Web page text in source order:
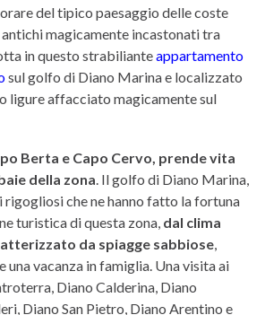
del tipico paesaggio delle coste
magicamente incastonati tra
in questo strabilianteappartamento
sul golfo di Diano Marina e localizzato
ligure affacciato magicamente sul
Berta e Capo Cervo, prende vita
della zona. Il golfo di Diano Marina,
che ne hanno fatto la fortuna
turistica di questa zona, dal clima
da spiagge sabbiose,
una vacanza in famiglia. Una visita ai
Diano Calderina, Diano
Diano San Pietro, Diano Arentino e